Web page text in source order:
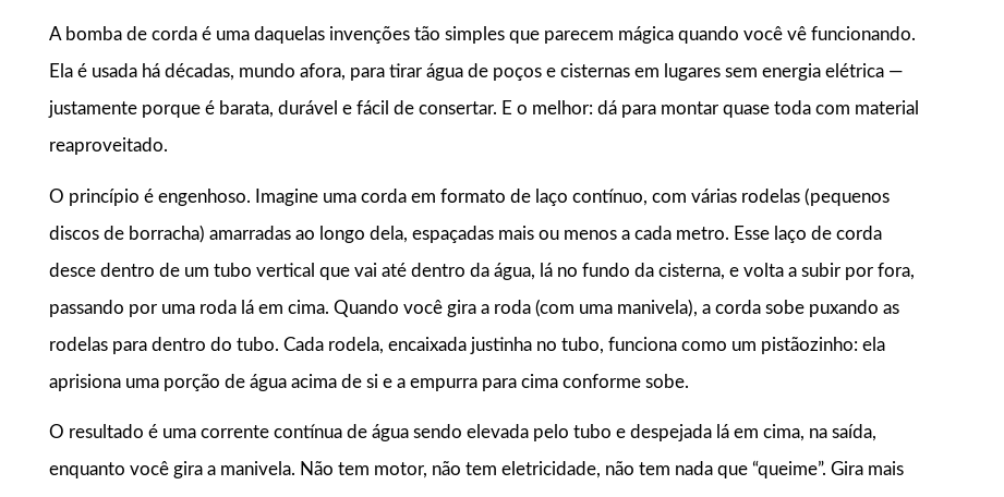
A bomba de corda é uma daquelas invenções tão simples que parecem mágica quando você vê funcionando.
Ela é usada há décadas, mundo afora, para tirar água de poços e cisternas em lugares sem energia elétrica —
justamente porque é barata, durável e fácil de consertar. E o melhor: dá para montar quase toda com material
reaproveitado.
O princípio é engenhoso. Imagine uma corda em formato de laço contínuo, com várias rodelas (pequenos
discos de borracha) amarradas ao longo dela, espaçadas mais ou menos a cada metro. Esse laço de corda
desce dentro de um tubo vertical que vai até dentro da água, lá no fundo da cisterna, e volta a subir por fora,
passando por uma roda lá em cima. Quando você gira a roda (com uma manivela), a corda sobe puxando as
rodelas para dentro do tubo. Cada rodela, encaixada justinha no tubo, funciona como um pistãozinho: ela
aprisiona uma porção de água acima de si e a empurra para cima conforme sobe.
O resultado é uma corrente contínua de água sendo elevada pelo tubo e despejada lá em cima, na saída,
enquanto você gira a manivela. Não tem motor, não tem eletricidade, não tem nada que “queime”. Gira mais